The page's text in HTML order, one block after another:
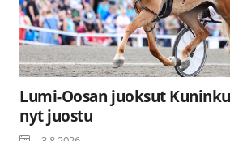
Lumi-Oosan juoksut
nyt juostu